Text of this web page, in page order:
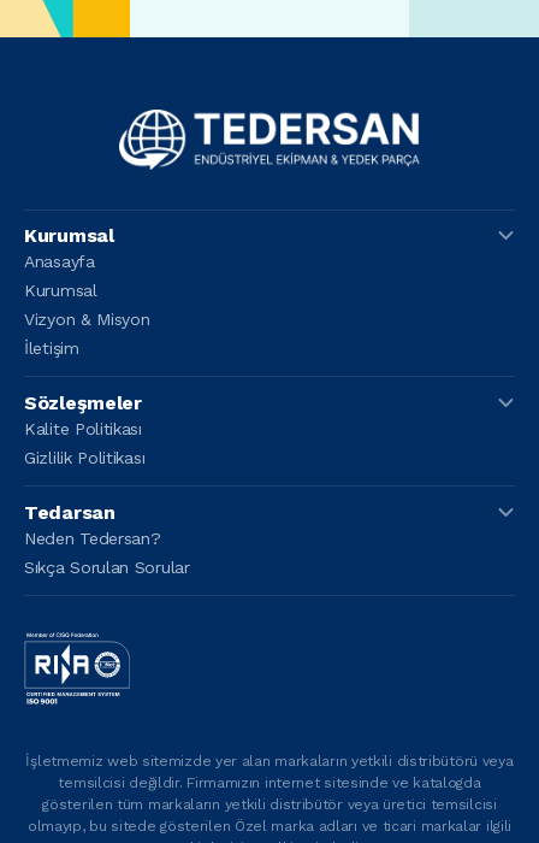
Kurumsal
Anasayfa
Kurumsal
Vizyon & Misyon
İletişim
Sözleşmeler
Kalite Politikası
Gizlilik Politikası
Tedarsan
Neden Tedersan?
Sıkça Sorulan Sorular
İşletmemiz web sitemizde yer alan markaların yetkili distribütörü veya
temsilcisi değildir. Firmamızın internet sitesinde ve katalogda
gösterilen tüm markaların yetkili distribütör veya üretici temsilcisi
olmayıp, bu sitede gösterilen Özel marka adları ve ticari markalar ilgili